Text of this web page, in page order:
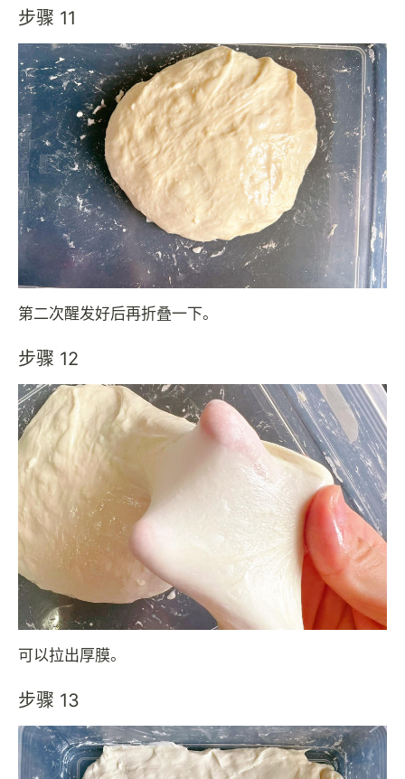
步骤 11
第二次醒发好后再折叠一下。
步骤 12
可以拉出厚膜。
步骤 13